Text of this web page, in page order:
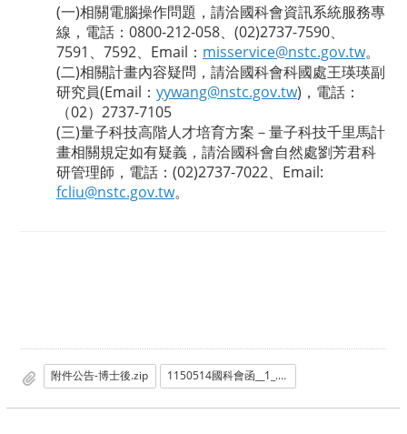
(一)相關電腦操作問題，請洽國科會資訊系統服務專
線，電話：0800-212-058、(02)2737-7590、
7591、7592、Email： misservice@nstc.gov.tw。
(二)相關計畫內容疑問，請洽國科會科國處王瑛瑛副
研究員(Email： yywang@nstc.gov.tw)，電話：
（02）2737-7105
(三)量子科技高階人才培育方案－量子科技千里馬計
畫相關規定如有疑義，請洽國科會自然處劉芳君科
研管理師，電話：(02)2737-7022、Email:
fcliu@nstc.gov.tw。
附件公告-博士後.zip 1150514國科會函__1_.pdf